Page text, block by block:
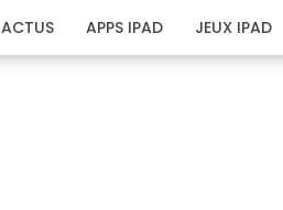
ACTUS APPS IPAD JEUX IPAD